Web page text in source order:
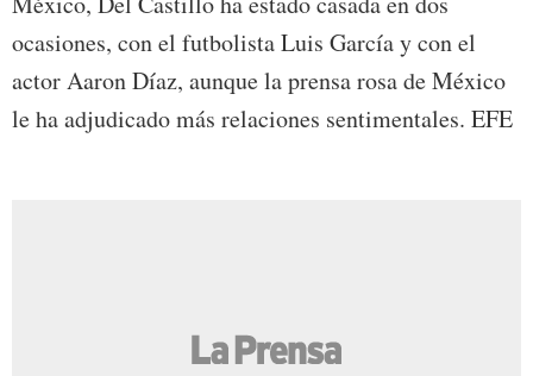
ocasiones, con el futbolista Luis García y con el
actor Aaron Díaz, aunque la prensa rosa de México
le ha adjudicado más relaciones sentimentales. EFE